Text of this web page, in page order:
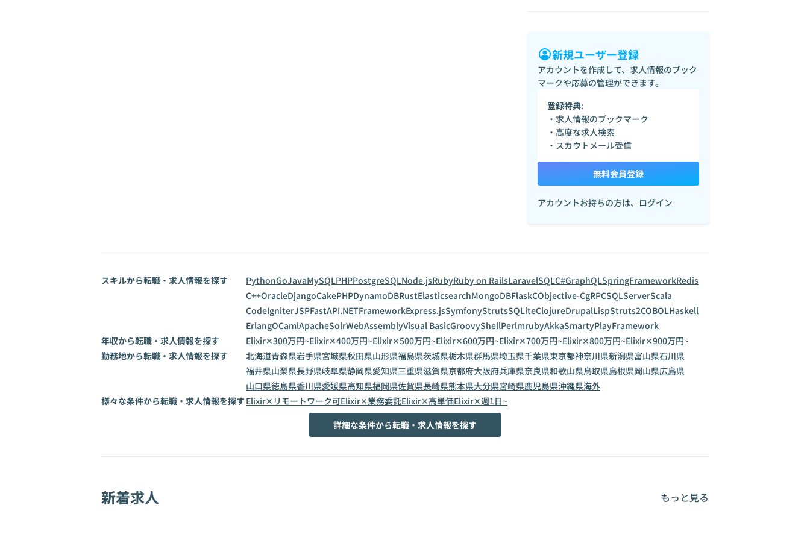
新規ユーザー登録
アカウントを作成して、求人情報のブック
マークや応募の管理ができます。
登録特典:
・求人情報のブックマーク
・高度な求人検索
・スカウトメール受信
無料会員登録
アカウントお持ちの方は、 ログイン
スキルから転職・求人情報を探す PythonGoJavaMySQLPHPPostgreSQLNode.jsRubyRuby on RailsLaravelSQLC#GraphQLSpringFrameworkRedis
C++OracleDjangoCakePHPDynamoDBRustElasticsearchMongoDBFlaskCObjective-CgRPCSQLServerScala
CodeIgniterJSPFastAPI.NETFrameworkExpress.jsSymfonyStrutsSQLiteClojureDrupalLispStruts2COBOLHaskell
ErlangOCamlApacheSolrWebAssemblyVisual BasicGroovyShellPerlmrubyAkkaSmartyPlayFramework
年収から転職・求人情報を探す
Elixir✕300万円~Elixir✕400万円~Elixir✕500万円~Elixir✕600万円~Elixir✕700万円~Elixir✕800万円~Elixir✕900万円~
勤務地から転職・求人情報を探す
北海道青森県岩手県宮城県秋田県山形県福島県茨城県栃木県群馬県埼玉県千葉県東京都神奈川県新潟県富山県石川県
福井県山梨県長野県岐阜県静岡県愛知県三重県滋賀県京都府大阪府兵庫県奈良県和歌山県鳥取県島根県岡山県広島県
山口県徳島県香川県愛媛県高知県福岡県佐賀県長崎県熊本県大分県宮崎県鹿児島県沖縄県海外
様々な条件から転職・求人情報を探す Elixir✕リモートワーク可Elixir✕業務委託Elixir✕高単価Elixir✕週1日~
詳細な条件から転職・求人情報を探す
新着求人 もっと見る